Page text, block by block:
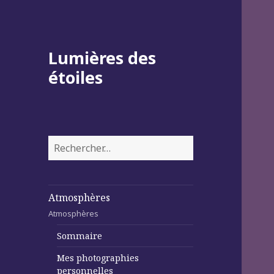
Lumières des
étoiles
Rechercher :
Atmosphères
Atmosphères
Sommaire
Mes photographies
personnelles